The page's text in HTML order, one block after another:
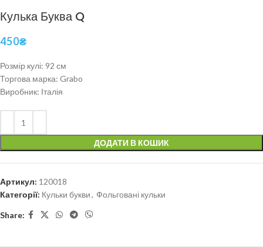
Кулька Буква Q
450₴
Розмір кулі: 92 см
Торгова марка: Grabo
Виробник: Італія
ДОДАТИ В КОШИК
Артикул: 120018
Категорії: Кульки букви, Фольговані кульки
Share: